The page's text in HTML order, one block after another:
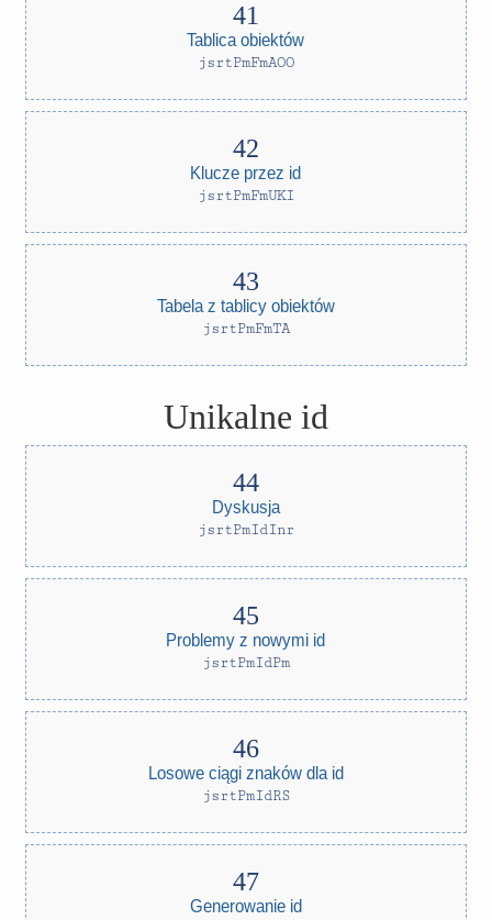
Tablica obiektów
jsrtPmFmAOO
Klucze przez id
jsrtPmFmUKI
Tabela z tablicy obiektów
jsrtPmFmTA
Unikalne id
Dyskusja
jsrtPmIdInr
Problemy z nowymi id
jsrtPmIdPm
Losowe ciągi znaków dla id
jsrtPmIdRS
Generowanie id